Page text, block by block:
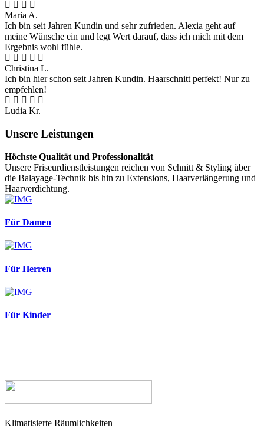
Maria A.
Ich bin seit Jahren Kundin und sehr zufrieden. Alexia geht auf
meine Wünsche ein und legt Wert darauf, dass ich mich mit dem
Ergebnis wohl fühle.
Christina L.
Ich bin hier schon seit Jahren Kundin. Haarschnitt perfekt! Nur zu
empfehlen!
Ludia Kr.
Unsere Leistungen
Höchste Qualität und Professionalität
Unsere Friseurdienstleistungen reichen von Schnitt & Styling über
die Balayage-Technik bis hin zu Extensions, Haarverlängerung und
Haarverdichtung.
Für Damen
Für Herren
Für Kinder
Klimatisierte Räumlichkeiten